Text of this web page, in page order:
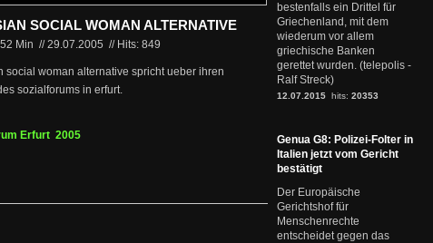
SOCIAL WOMAN ALTERNATIVE
Min //29.07.2005 // Hits: 849
social woman alternative spricht ueber ihren
sozialforums in erfurt.
Erfurt 2005
bestenfalls ein Drittel für
Griechenland, mit dem
wiederum vor allem
griechische Banken
gerettet wurden. (telepolis -
Ralf Streck)
12.07.2015 hits: 20353
Genua G8: Polizei-Folter in
Italien jetzt vom Gericht
bestätigt
Der Europäische
Gerichtshof für
Menschenrechte
entscheidet gegen das